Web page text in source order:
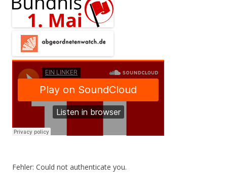
Fehler: Could not authenticate you.